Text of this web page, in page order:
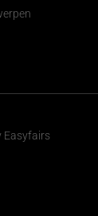
Easyfairs